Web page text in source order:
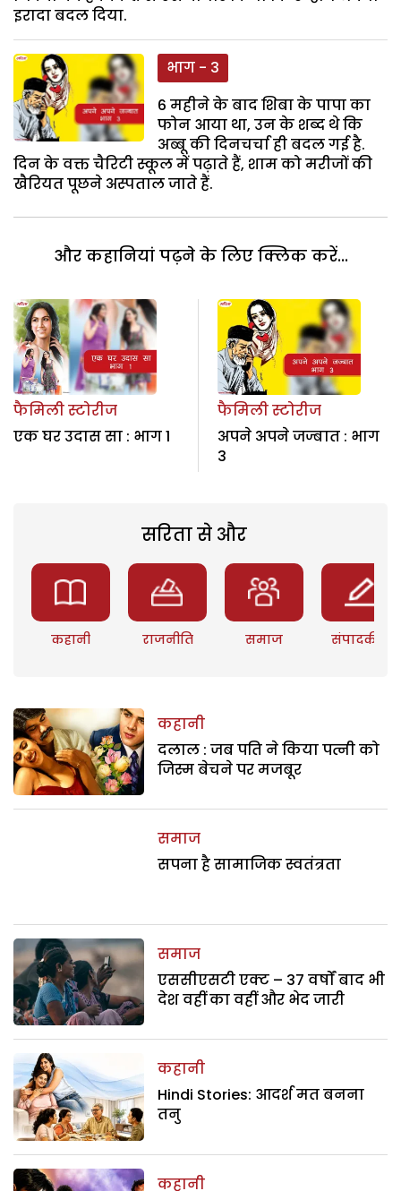
इरादा बदल दिया.
भाग - 3
6 महीने के बाद शिबा के पापा का
फोन आया था, उन के शब्द थे कि
अब्बू की दिनचर्चा ही बदल गई है.
दिन के वक्त चैरिटी स्कूल में पढ़ाते हैं, शाम को मरीजों की
खैरियत पूछने अस्पताल जाते हैं.
और कहानियां पढ़ने के लिए क्लिक करें...
फैमिली स्टोरीज
एक घर उदास सा : भाग 1
फैमिली स्टोरीज
अपने अपने जज्बात : भाग
3
सरिता से और
कहानी राजनीति समाज संपादकीय
कहानी
दलाल : जब पति ने किया पत्नी को
जिस्म बेचने पर मजबूर
समाज
सपना है सामाजिक स्वतंत्रता
समाज
एससीएसटी एक्ट – 37 वर्षों बाद भी
देश वहीं का वहीं और भेद जारी
कहानी
Hindi Stories: आदर्श मत बनना
तनु
कहानी